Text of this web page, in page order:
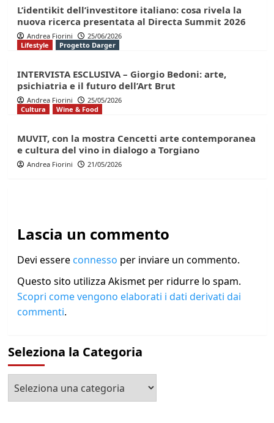
L’identikit dell’investitore italiano: cosa rivela la
nuova ricerca presentata al Directa Summit 2026
Andrea Fiorini
25/06/2026
Lifestyle
Progetto Darger
INTERVISTA ESCLUSIVA – Giorgio Bedoni: arte,
psichiatria e il futuro dell’Art Brut
Andrea Fiorini
25/05/2026
Cultura
Wine & Food
MUVIT, con la mostra Cencetti arte contemporanea
e cultura del vino in dialogo a Torgiano
Andrea Fiorini 21/05/2026
Lascia un commento
Devi essere connesso per inviare un commento.
Questo sito utilizza Akismet per ridurre lo spam.
Scopri come vengono elaborati i dati derivati dai
commenti.
Seleziona la Categoria
Seleziona
la